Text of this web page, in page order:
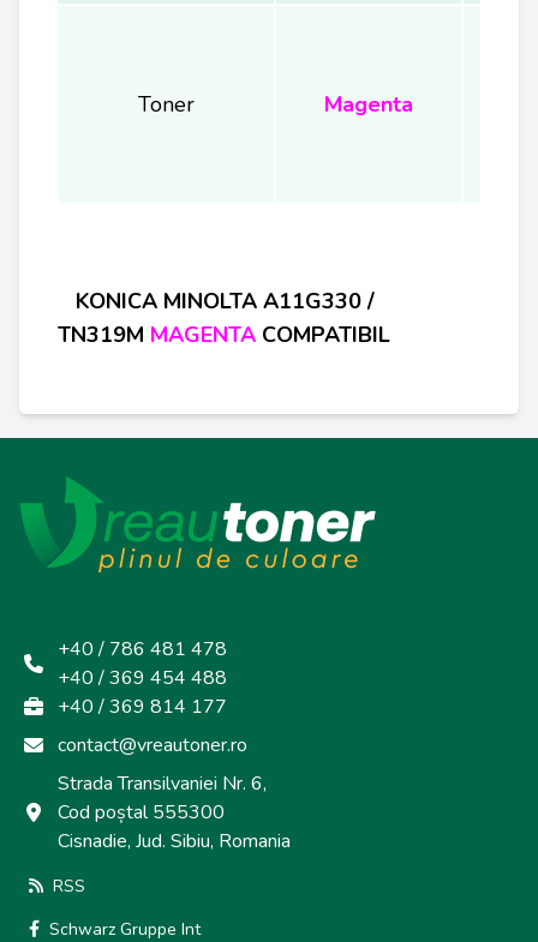
Toner Magenta
KONICA MINOLTA A11G330 /
TN319M MAGENTA COMPATIBIL
+40 / 786 481 478
+40 / 369 454 488
+40 / 369 814 177
contact@vreautoner.ro
Strada Transilvaniei Nr. 6,
Cod poștal 555300
Cisnadie, Jud. Sibiu, Romania
RSS
Schwarz Gruppe Int